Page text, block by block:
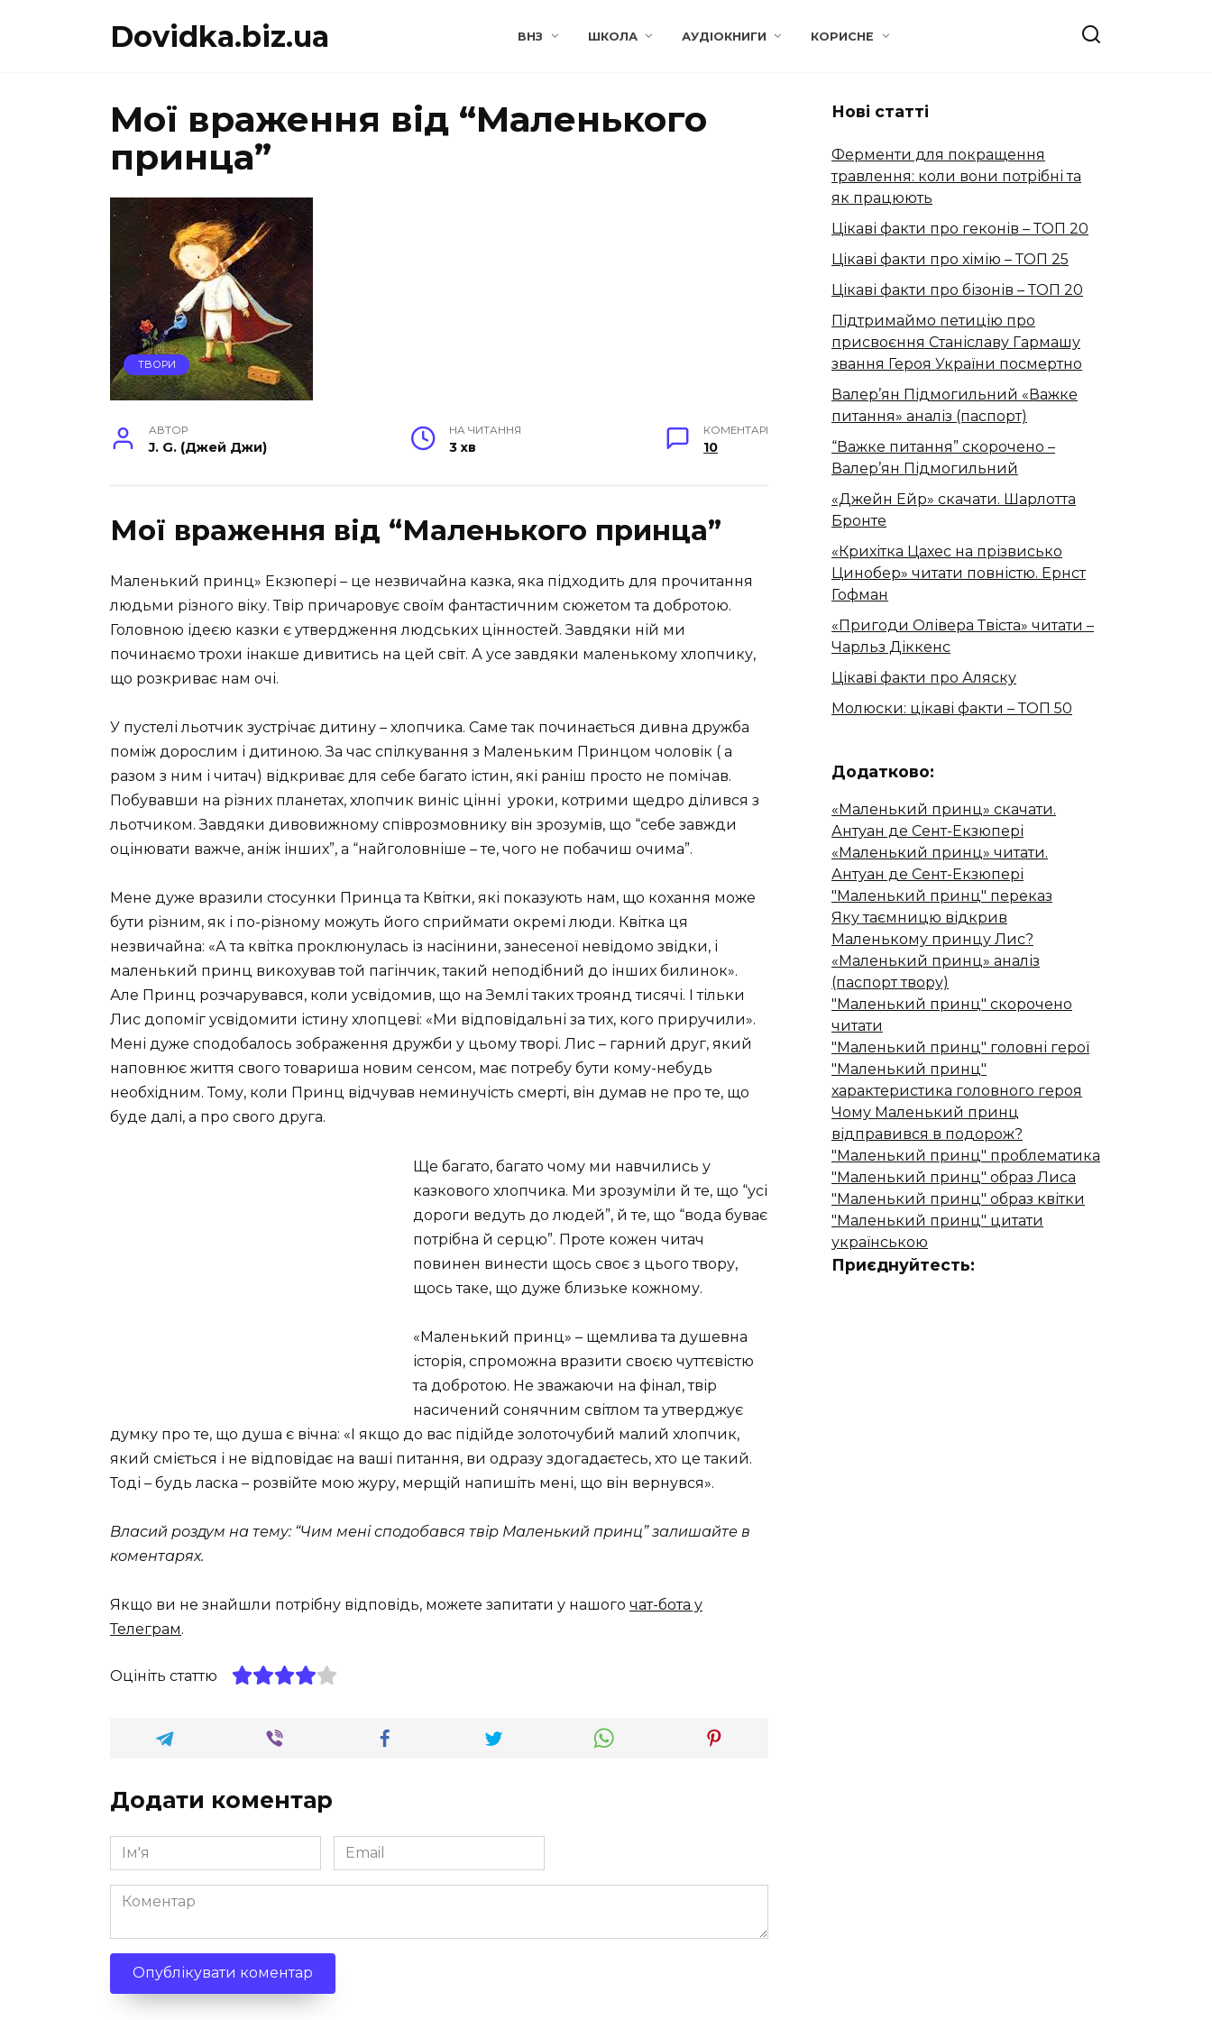
Dovidka.biz.ua ВНЗ ШКОЛА АУДІОКНИГИ КОРИСНЕ
Мої враження від “Маленького
принца”
ТВОРИ
АВТОР
J. G. (Джей Джи)
НА ЧИТАННЯ
3 хв
КОМЕНТАРІ
10
Мої враження від “Маленького принца”
Маленький принц» Екзюпері – це незвичайна казка, яка підходить для прочитання
людьми різного віку. Твір причаровує своїм фантастичним сюжетом та добротою.
Головною ідеєю казки є утвердження людських цінностей. Завдяки ній ми
починаємо трохи інакше дивитись на цей світ. А усе завдяки маленькому хлопчику,
що розкриває нам очі.
У пустелі льотчик зустрічає дитину – хлопчика. Саме так починається дивна дружба
поміж дорослим і дитиною. За час спілкування з Маленьким Принцом чоловік ( а
разом з ним і читач) відкриває для себе багато істин, які раніш просто не помічав.
Побувавши на різних планетах, хлопчик виніс цінні уроки, котрими щедро ділився з
льотчиком. Завдяки дивовижному співрозмовнику він зрозумів, що “себе завжди
оцінювати важче, аніж інших”, а “найголовніше – те, чого не побачиш очима”.
Мене дуже вразили стосунки Принца та Квітки, які показують нам, що кохання може
бути різним, як і по-різному можуть його сприймати окремі люди. Квітка ця
незвичайна: «А та квітка проклюнулась із насінини, занесеної невідомо звідки, і
маленький принц викохував той пагінчик, такий неподібний до інших билинок».
Але Принц розчарувався, коли усвідомив, що на Землі таких троянд тисячі. І тільки
Лис допоміг усвідомити істину хлопцеві: «Ми відповідальні за тих, кого приручили».
Мені дуже сподобалось зображення дружби у цьому творі. Лис – гарний друг, який
наповнює життя свого товариша новим сенсом, має потребу бути кому-небудь
необхідним. Тому, коли Принц відчував неминучість смерті, він думав не про те, що
буде далі, а про свого друга.
Ще багато, багато чому ми навчились у
казкового хлопчика. Ми зрозуміли й те, що “усі
дороги ведуть до людей”, й те, що “вода буває
потрібна й серцю”. Проте кожен читач
повинен винести щось своє з цього твору,
щось таке, що дуже близьке кожному.
«Маленький принц» – щемлива та душевна
історія, спроможна вразити своєю чуттєвістю
та добротою. Не зважаючи на фінал, твір
насичений сонячним світлом та утверджує
думку про те, що душа є вічна: «I якщо до вас підійде золоточубий малий хлопчик,
який сміється і не відповідає на ваші питання, ви одразу здогадаєтесь, хто це такий.
Тоді – будь ласка – розвійте мою журу, мерщій напишіть мені, що він вернувся».
Власий роздум на тему: “Чим мені сподобався твір Маленький принц” залишайте в
коментарях.
Якщо ви не знайшли потрібну відповідь, можете запитати у нашого чат-бота у
Телеграм.
Оцініть статтю
Додати коментар
Ім'я
*
Email
*
Коментар
Нові статті
Ферменти для покращення
травлення: коли вони потрібні та
як працюють
Цікаві факти про геконів – ТОП 20
Цікаві факти про хімію – ТОП 25
Цікаві факти про бізонів – ТОП 20
Підтримаймо петицію про
присвоєння Станіславу Гармашу
звання Героя України посмертно
Валер’ян Підмогильний «Важке
питання» аналіз (паспорт)
“Важке питання” скорочено –
Валер’ян Підмогильний
«Джейн Ейр» скачати. Шарлотта
Бронте
«Крихітка Цахес на прізвисько
Цинобер» читати повністю. Ернст
Гофман
«Пригоди Олівера Твіста» читати –
Чарльз Діккенс
Цікаві факти про Аляску
Молюски: цікаві факти – ТОП 50
Додатково:
«Маленький принц» скачати.
Антуан де Сент-Екзюпері
«Маленький принц» читати.
Антуан де Сент-Екзюпері
"Маленький принц" переказ
Яку таємницю відкрив
Маленькому принцу Лис?
«Маленький принц» аналіз
(паспорт твору)
"Маленький принц" скорочено
читати
"Маленький принц" головні герої
"Маленький принц"
характеристика головного героя
Чому Маленький принц
відправився в подорож?
"Маленький принц" проблематика
"Маленький принц" образ Лиса
"Маленький принц" образ квітки
"Маленький принц" цитати
українською
Приєднуйтесть: